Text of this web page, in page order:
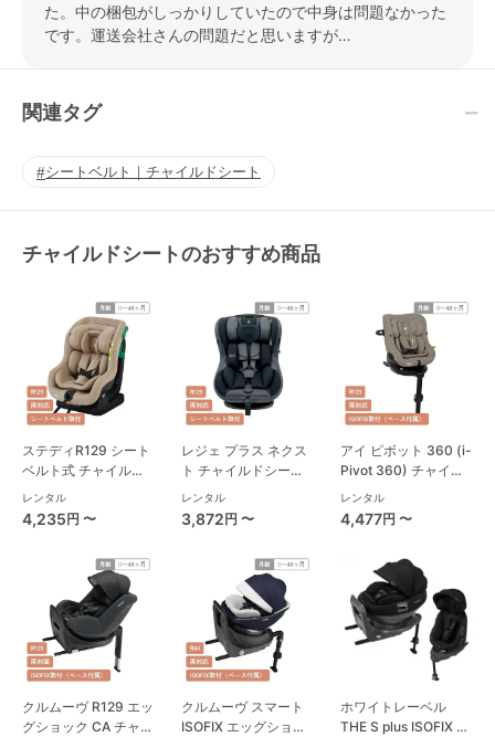
た。中の梱包がしっかりしていたので中身は問題なかった
です。運送会社さんの問題だと思いますが…
関連タグ
シートベルト｜チャイルドシート
チャイルドシートのおすすめ商品
ステディR129 シート
ベルト式 チャイルド
シート ジョイー(joie)
レンタル
4,235円 〜
レジェ プラス ネクス
ト チャイルドシート
西松屋
レンタル
3,872円 〜
アイ ピボット 360 (i-
Pivot 360) チャイル
ドシート ジョイー
(joie)
レンタル
4,477円 〜
クルムーヴ R129 エッ
グショック CA チャイ
クルムーヴ スマート
ISOFIX エッグショッ
ホワイトレーベル
THE S plus ISOFIX エ